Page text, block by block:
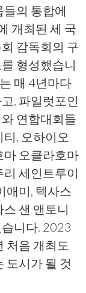
의 통합에
개최된 세 국
감독회의 구
형성했습니
매 4년마다
, 파일럿포인
연합대회들
, 오하이오
마 오클라호마
세인트루이
애미, 텍사스
샌 앤토니
니다. 2023
처음 개최도
도시가 될 것